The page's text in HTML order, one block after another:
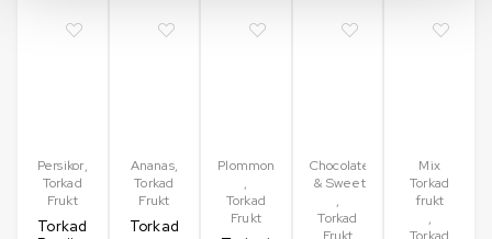
Persikor,
Torkad
Frukt
Torkad
Ananas,
Torkad
Frukt
Torkad
Plommon
,
Torkad
Frukt
Chocolates
& Sweets
,
Torkad
Frukt
Mix
Torkad
frukt
,
Torkad